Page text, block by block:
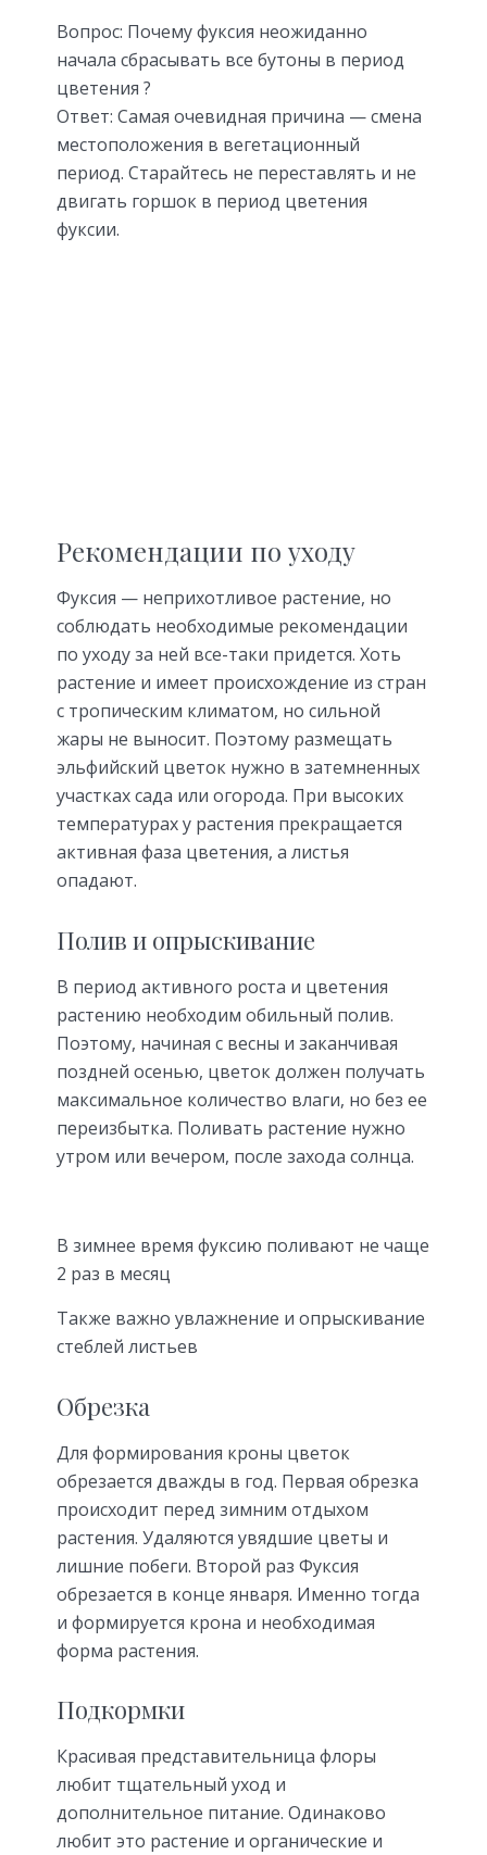
Вопрос: Почему фуксия неожиданно
начала сбрасывать все бутоны в период
цветения ?
Ответ: Самая очевидная причина — смена
местоположения в вегетационный
период. Старайтесь не переставлять и не
двигать горшок в период цветения
фуксии.
Рекомендации по уходу
Фуксия — неприхотливое растение, но
соблюдать необходимые рекомендации
по уходу за ней все-таки придется. Хоть
растение и имеет происхождение из стран
с тропическим климатом, но сильной
жары не выносит. Поэтому размещать
эльфийский цветок нужно в затемненных
участках сада или огорода. При высоких
температурах у растения прекращается
активная фаза цветения, а листья
опадают.
Полив и опрыскивание
В период активного роста и цветения
растению необходим обильный полив.
Поэтому, начиная с весны и заканчивая
поздней осенью, цветок должен получать
максимальное количество влаги, но без ее
переизбытка. Поливать растение нужно
утром или вечером, после захода солнца.
В зимнее время фуксию поливают не чаще
2 раз в месяц
Также важно увлажнение и опрыскивание
стеблей листьев
Обрезка
Для формирования кроны цветок
обрезается дважды в год. Первая обрезка
происходит перед зимним отдыхом
растения. Удаляются увядшие цветы и
лишние побеги. Второй раз Фуксия
обрезается в конце января. Именно тогда
и формируется крона и необходимая
форма растения.
Подкормки
Красивая представительница флоры
любит тщательный уход и
дополнительное питание. Одинаково
любит это растение и органические и